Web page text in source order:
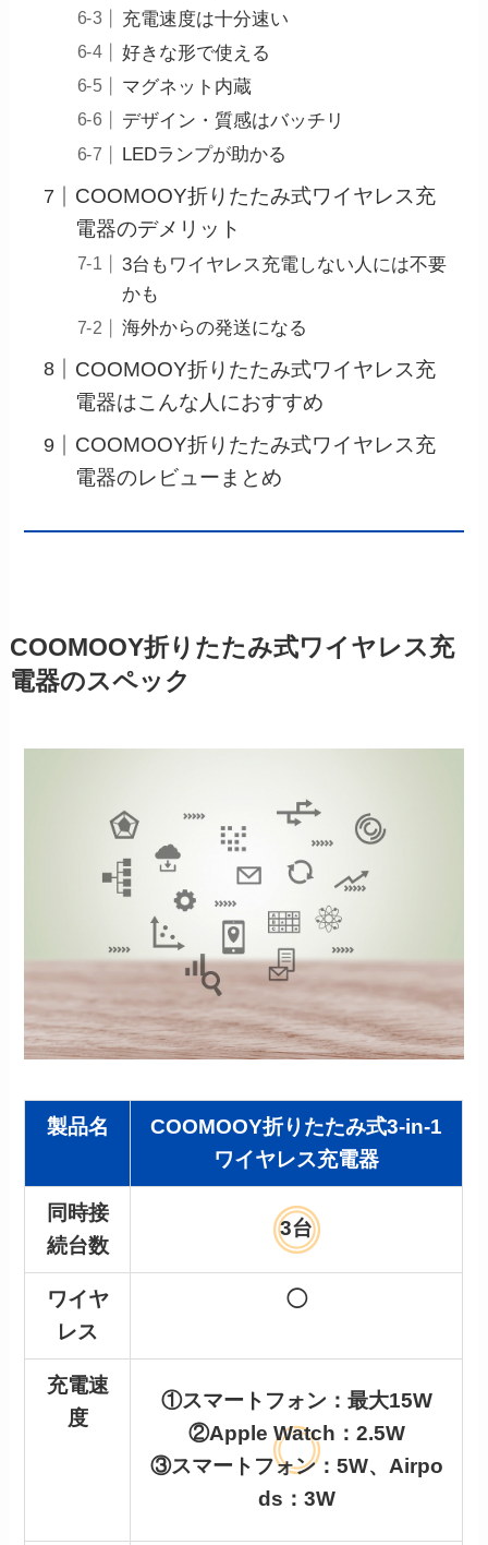
充電速度は十分速い
好きな形で使える
マグネット内蔵
デザイン・質感はバッチリ
LEDランプが助かる
COOMOOY折りたたみ式ワイヤレス充
電器のデメリット
3台もワイヤレス充電しない人には不要
かも
海外からの発送になる
COOMOOY折りたたみ式ワイヤレス充
電器はこんな人におすすめ
COOMOOY折りたたみ式ワイヤレス充
電器のレビューまとめ
COOMOOY折りたたみ式ワイヤレス充
電器のスペック
製品名
COOMOOY折りたたみ式3-in-1
ワイヤレス充電器
同時接
続台数
3台
ワイヤ
レス
◯
充電速
度
①スマートフォン：最大15W
②Apple Watch：2.5W
③スマートフォン：5W、Airpo
ds：3W